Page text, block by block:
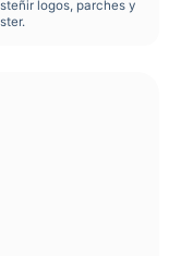
logos, parches y